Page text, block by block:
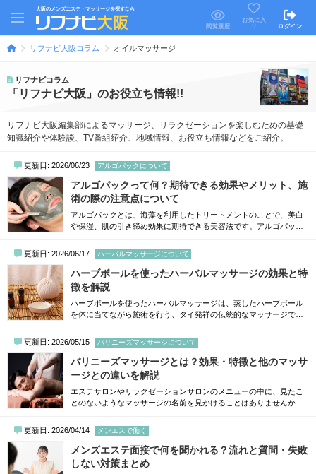
大阪のメンズエステ・マッサージを探すなら
閲覧履歴
お気に入
り
ログイン
リフナビ大阪コラム オイルマッサージ
リフナビコラム
「リフナビ大阪」のお役立ち情報!!
リフナビ大阪編集部によるマッサージ、リラクゼーションを楽しむための基礎
知識紹介や体験談、TV番組紹介、地域情報、お役立ち情報などをご紹介。
更新日: 2026/06/23 アルゴパックについて
アルゴパックって何？期待できる効果やメリット、施
術の際の注意点について
アルゴパックとは、海藻を利用したトリートメントのことで、美白
や保湿、肌の引き締め効果に期待できる美容法です。アルゴパック
ステサロンのメニューとして採用されていることも多いため、気に
なる方は一度プロの施術を受けてみるのがおすすめです。本記事で
は、アルゴパックに期待できる効果やメリット、アルゴパックを使
用するときの注意点について解説します。大...
更新日: 2026/06/17 ハーバルマッサージについて
ハーブボールを使ったハーバルマッサージの効果と特
徴を解説
ハーブボールを使ったハーバルマッサージは、蒸したハーブボール
を体に当てながら施術を行う、タイ発祥の伝統的なマッサージで
いくのが大きな特徴の施術で、温熱・香り・手技を組み合わせなが
ら体の巡りを整えていきます。この記事では、ハーバルマッサージ
の基本的な特徴から期待できる効果、他のマッサージとの違いまで
を分かりやすく解説していきます。自分に合う...
更新日: 2026/05/15 バリニーズマッサージについて
バリニーズマッサージとは？効果・特徴と他のマッサ
ージとの違いを解説
エステサロンやリラクゼーションサロンのメニューの中に、見たこ
とのないようなマッサージの名前を見かけることはありませんか。
す。結論から言うと、バリニーズマッサージとは古来よりバリ島に
伝わる伝統的なマッサージ技術をベースとした施術で、大枠で言え
ばオイルマッサージに分類されます。今回の記事では、そんなバリ
ニーズマッサージの基本的な内容から特徴、期...
更新日: 2026/04/14 メンエスで働く
メンズエステ面接で何を聞かれる？流れと質問・失敗
しない対策まとめ